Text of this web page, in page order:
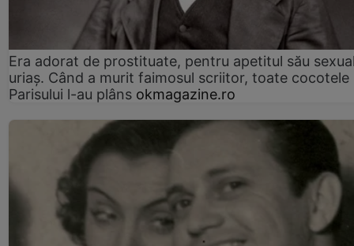
Era adorat de prostituate, pentru apetitul său
uriaș. Când a murit faimosul scriitor, toate cocotele
Parisului l-au plâns okmagazine.ro